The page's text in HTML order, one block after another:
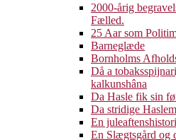
2000-årig
Fælled.
25 Aar som
Barneglæde
Bornholms
Då a
kalkunshâna
Da Hasle fik sin
Da stridige
En
En Slægtsgård og